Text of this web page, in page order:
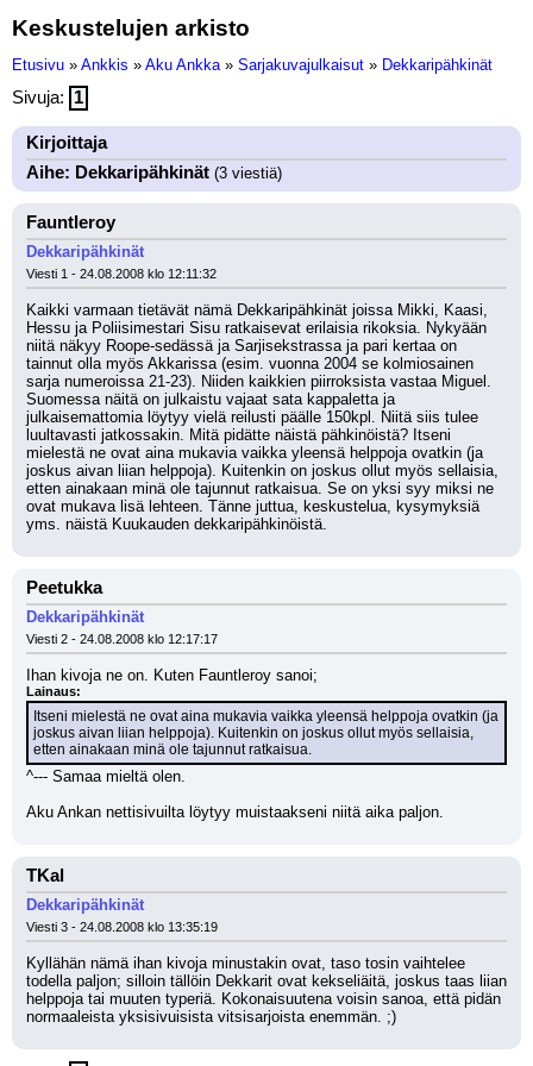
Keskustelujen arkisto
Etusivu » Ankkis » Aku Ankka » Sarjakuvajulkaisut » Dekkaripähkinät
Sivuja: 1
Kirjoittaja
Aihe: Dekkaripähkinät (3 viestiä)
Fauntleroy
Dekkaripähkinät
Viesti 1 - 24.08.2008 klo 12:11:32
Kaikki varmaan tietävät nämä Dekkaripähkinät joissa Mikki, Kaasi,
Hessu ja Poliisimestari Sisu ratkaisevat erilaisia rikoksia. Nykyään
niitä näkyy Roope-sedässä ja Sarjisekstrassa ja pari kertaa on
tainnut olla myös Akkarissa (esim. vuonna 2004 se kolmiosainen
sarja numeroissa 21-23). Niiden kaikkien piirroksista vastaa Miguel.
Suomessa näitä on julkaistu vajaat sata kappaletta ja
julkaisemattomia löytyy vielä reilusti päälle 150kpl. Niitä siis tulee
luultavasti jatkossakin. Mitä pidätte näistä pähkinöistä? Itseni
mielestä ne ovat aina mukavia vaikka yleensä helppoja ovatkin (ja
joskus aivan liian helppoja). Kuitenkin on joskus ollut myös sellaisia,
etten ainakaan minä ole tajunnut ratkaisua. Se on yksi syy miksi ne
ovat mukava lisä lehteen. Tänne juttua, keskustelua, kysymyksiä
yms. näistä Kuukauden dekkaripähkinöistä.
Peetukka
Dekkaripähkinät
Viesti 2 - 24.08.2008 klo 12:17:17
Ihan kivoja ne on. Kuten Fauntleroy sanoi;
Lainaus:
Itseni mielestä ne ovat aina mukavia vaikka yleensä helppoja ovatkin (ja
joskus aivan liian helppoja). Kuitenkin on joskus ollut myös sellaisia,
etten ainakaan minä ole tajunnut ratkaisua.
^--- Samaa mieltä olen.
Aku Ankan nettisivuilta löytyy muistaakseni niitä aika paljon.
TKal
Dekkaripähkinät
Viesti 3 - 24.08.2008 klo 13:35:19
Kyllähän nämä ihan kivoja minustakin ovat, taso tosin vaihtelee
todella paljon; silloin tällöin Dekkarit ovat kekseliäitä, joskus taas liian
helppoja tai muuten typeriä. Kokonaisuutena voisin sanoa, että pidän
normaaleista yksisivuisista vitsisarjoista enemmän. ;)